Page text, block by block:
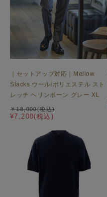
｜セットアップ対応｜Mellow
Slacks ウール/ポリエステル スト
レッチ ヘリンボーン グレー XL
¥7,200(税込)
￥18,000(税込)